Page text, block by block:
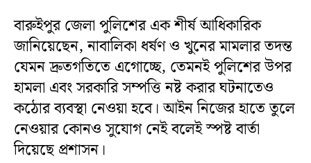
বারুইপুর জেলা পুলিশের এক শীর্ষ আধিকারিক
জানিয়েছেন, নাবালিকা ধর্ষণ ও খুনের মামলার তদন্ত
যেমন দ্রুতগতিতে এগোচ্ছে, তেমনই পুলিশের উপর
হামলা এবং সরকারি সম্পত্তি নষ্ট করার ঘটনাতেও
কঠোর ব্যবস্থা নেওয়া হবে। আইন নিজের হাতে তুলে
নেওয়ার কোনও সুযোগ নেই বলেই স্পষ্ট বার্তা
দিয়েছে প্রশাসন।